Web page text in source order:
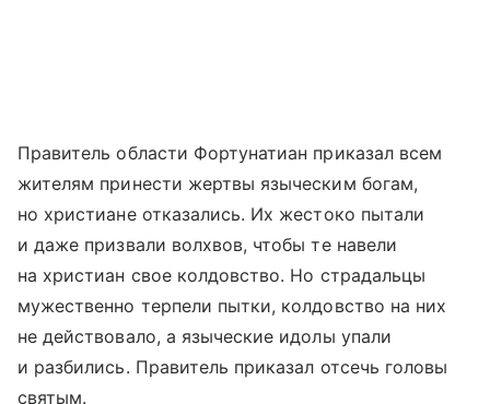
Правитель области Фортунатиан приказал всем
жителям принести жертвы языческим богам,
но христиане отказались. Их жестоко пытали
и даже призвали волхвов, чтобы те навели
на христиан свое колдовство. Но страдальцы
мужественно терпели пытки, колдовство на них
не действовало, а языческие идолы упали
и разбились. Правитель приказал отсечь головы
святым.